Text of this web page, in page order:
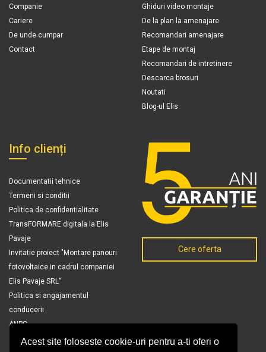
Acest site foloseste cookie-uri pentru a-ti oferi o
Companie
Cariere
De unde cumpar
Contact
Ghiduri video montaje
De la plan la amenajare
Recomandari amenajare
Etape de montaj
Recomandari de intretinere
Descarca brosuri
Noutati
Blog-ul Elis
Info clienți
Documentatii tehnice
Termeni si conditii
Politica de confidentialitate
TransFORMARE digitala la Elis
Pavaje
Invitatie proiect "Montare panouri
fotovoltaice in cadrul companiei
Elis Pavaje SRL"
Politica si angajamentul
conducerii
ANPC
Cere oferta